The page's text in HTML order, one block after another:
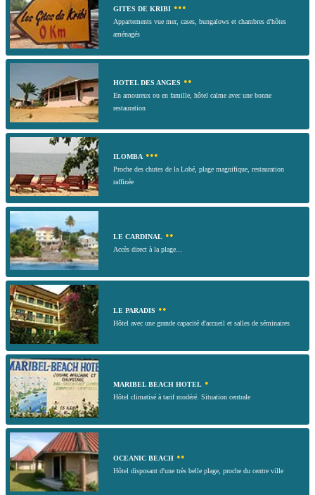
GITES DE KRIBI •••
Appartements vue mer, cases, bungalows et chambres d'hôtes
aménagés
HOTEL DES ANGES ••
En amoureux ou en famille, hôtel calme avec une bonne
restauration
ILOMBA •••
Proche des chutes de la Lobé, plage magnifique, restauration
raffinée
LE CARDINAL ••
Accès direct à la plage...
LE PARADIS ••
Hôtel avec une grande capacité d'accueil et salles de séminaires
MARIBEL BEACH HOTEL •
Hôtel climatisé à tarif modéré. Situation centrale
OCEANIC BEACH ••
Hôtel disposant d'une très belle plage, proche du centre ville